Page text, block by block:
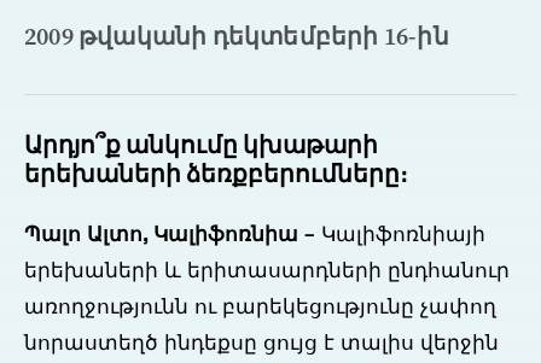
2009 թվականի դեկտեմբերի 16-ին
Արդյո՞ք անկումը կխաթարի
երեխաների ձեռքբերումները։
Պալո Ալտո, Կալիֆոռնիա – Կալիֆոռնիայի
երեխաների և երիտասարդների ընդհանուր
առողջությունն ու բարեկեցությունը չափող
նորաստեղծ ինդեքսը ցույց է տալիս վերջին